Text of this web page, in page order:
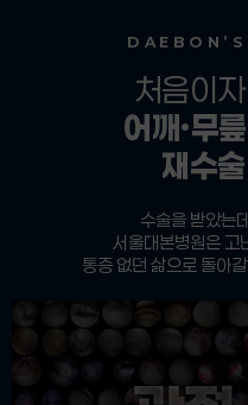
처음이
어깨·무
재수
수술을 받았는
서울대본병원은 고
통증 없던 삶으로 돌아